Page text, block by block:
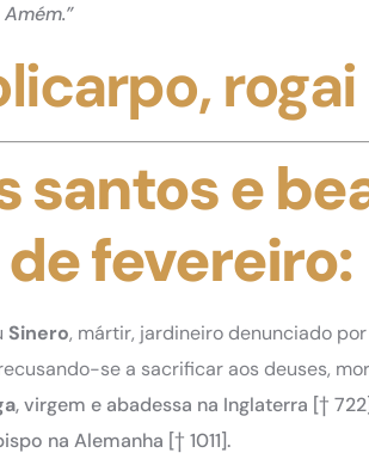
santos e
fevereiro:
Sinero, mártir, jardineiro denunciado
se a sacrificar aos deuses,
, virgem e abadessa na Inglaterra [†
na Alemanha [† 1011].